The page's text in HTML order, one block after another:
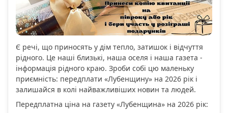
Є речі, що приносять у дім тепло, затишок і відчуття
рідного. Це наші близькі, наша оселя і наша газета -
інформація рідного краю. Зроби собі цю маленьку
приємність: передплати «Лубенщину» на 2026 рік і
залишайся в колі найважливіших новин та людей.
Передплатна ціна на газету «Лубенщина» на 2026 рік: